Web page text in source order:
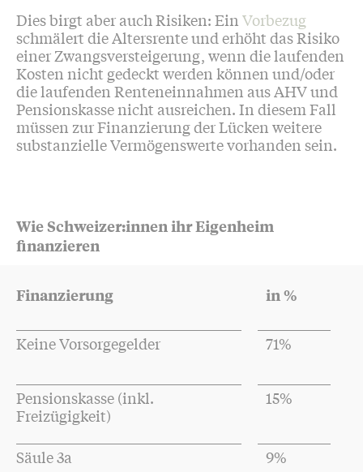
Dies birgt aber auch Risiken: Ein Vorbezug
schmälert die Altersrente und erhöht das Risiko
einer Zwangsversteigerung, wenn die laufenden
Kosten nicht gedeckt werden können und/oder
die laufenden Renteneinnahmen aus AHV und
Pensionskasse nicht ausreichen. In diesem Fall
müssen zur Finanzierung der Lücken weitere
substanzielle Vermögenswerte vorhanden sein.
Wie Schweizer:innen ihr Eigenheim
finanzieren
Finanzierung in %
Keine Vorsorgegelder 71%
Pensionskasse (inkl.
Freizügigkeit)
15%
Säule 3a
9%